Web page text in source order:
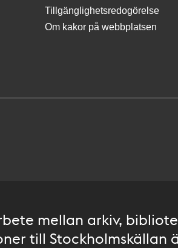
Tillgänglighetsredogörelse
Om kakor på webbplatsen
mellan arkiv,
till Stockholmskällan